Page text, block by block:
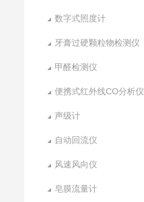
数字式照度计
牙膏过硬颗粒物检测仪
甲醛检测仪
便携式红外线CO分析仪
声级计
自动回流仪
风速风向仪
皂膜流量计